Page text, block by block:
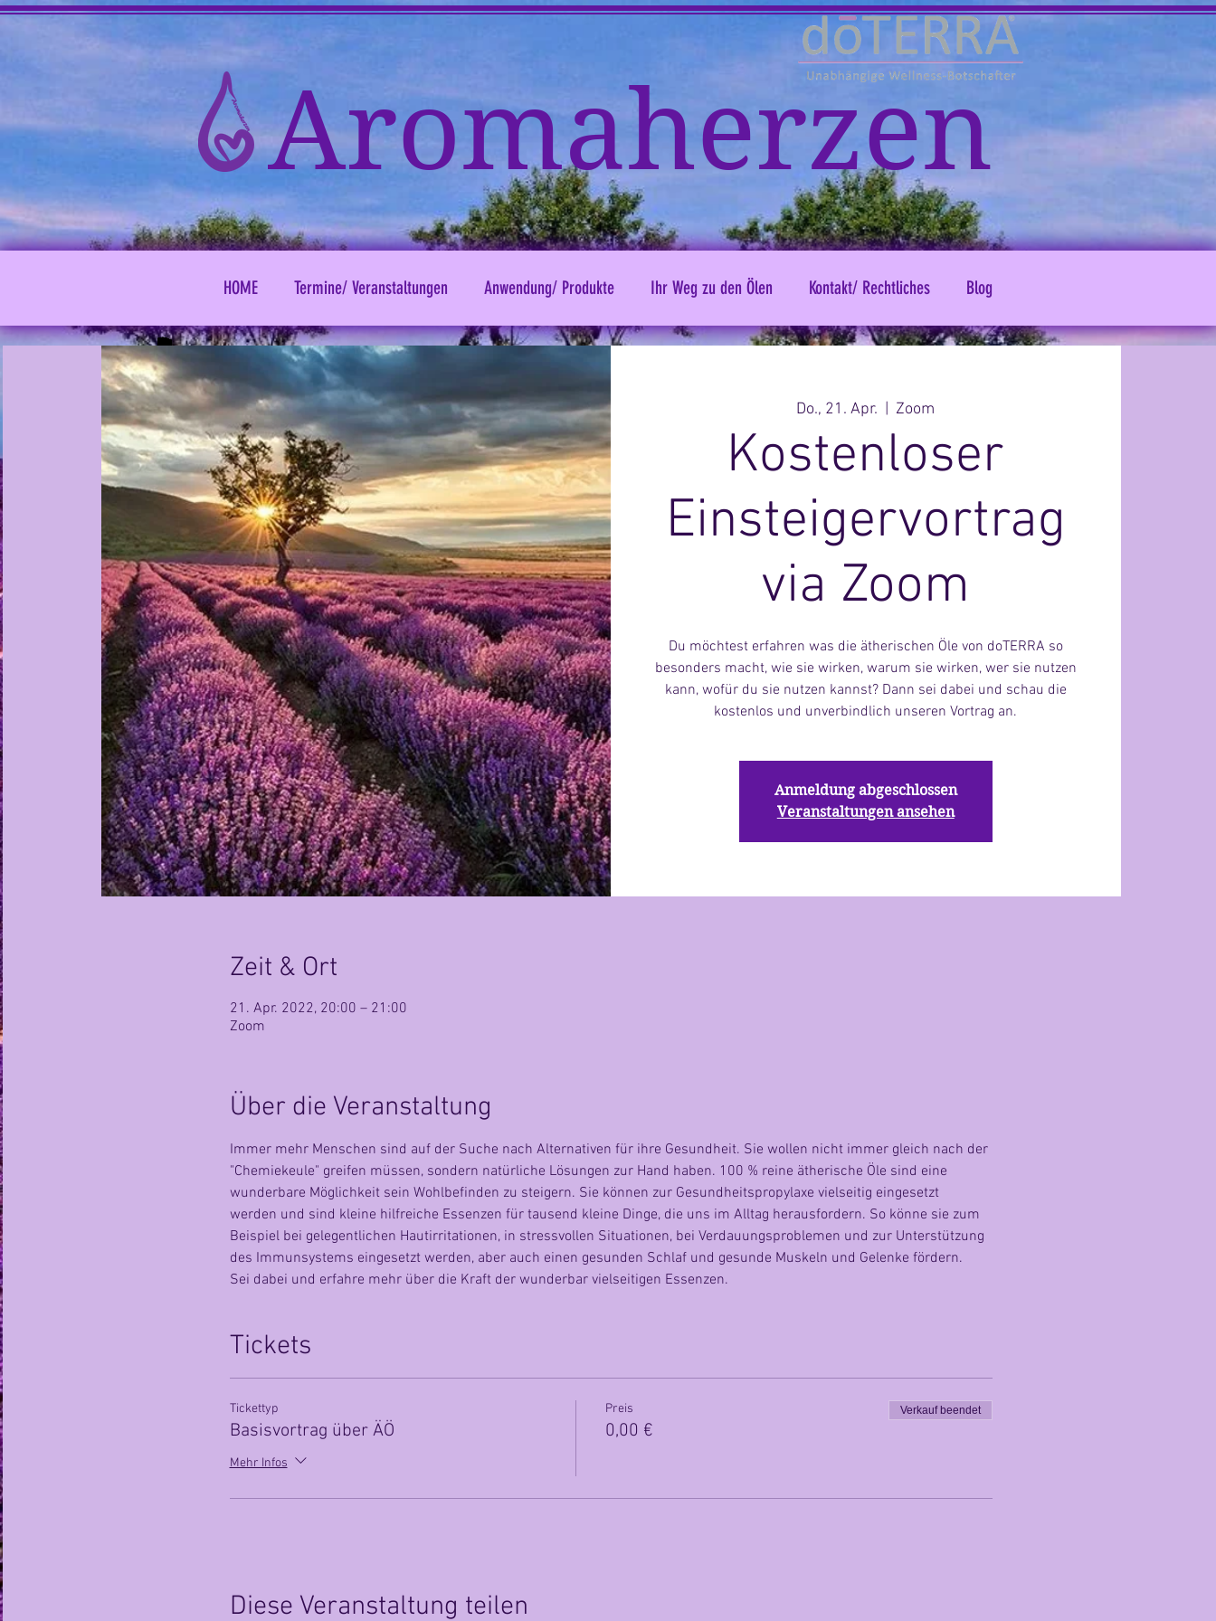
Aromaherzen
HOME Termine/ Veranstaltungen Anwendung/ Produkte Ihr Weg zu den Ölen Kontakt/ Rechtliches Blog
Do., 21. Apr. Zoom
Kostenloser
Einsteigervortrag
via Zoom
Du möchtest erfahren was die ätherischen Öle von doTERRA so
besonders macht, wie sie wirken, warum sie wirken, wer sie nutzen
kann, wofür du sie nutzen kannst? Dann sei dabei und schau die
kostenlos und unverbindlich unseren Vortrag an.
Anmeldung abgeschlossen
Veranstaltungen ansehen
Zeit & Ort
21. Apr. 2022, 20:00 – 21:00
Zoom
Über die Veranstaltung
Immer mehr Menschen sind auf der Suche nach Alternativen für ihre Gesundheit. Sie wollen nicht immer gleich nach der
"Chemiekeule" greifen müssen, sondern natürliche Lösungen zur Hand haben. 100 % reine ätherische Öle sind eine
wunderbare Möglichkeit sein Wohlbefinden zu steigern. Sie können zur Gesundheitspropylaxe vielseitig eingesetzt
werden und sind kleine hilfreiche Essenzen für tausend kleine Dinge, die uns im Alltag herausfordern. So könne sie zum
Beispiel bei gelegentlichen Hautirritationen, in stressvollen Situationen, bei Verdauungsproblemen und zur Unterstützung
des Immunsystems eingesetzt werden, aber auch einen gesunden Schlaf und gesunde Muskeln und Gelenke fördern.
Sei dabei und erfahre mehr über die Kraft der wunderbar vielseitigen Essenzen.
Tickets
Tickettyp
Basisvortrag über ÄÖ
Mehr Infos
Preis
0,00 €
Verkauf beendet
Diese Veranstaltung teilen